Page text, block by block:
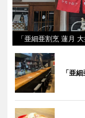
「亜細亜割烹 蓮月
「亜